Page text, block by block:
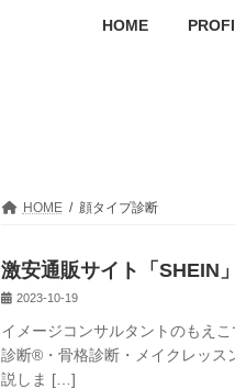
HOME
HOME 顔タイプ診断
激安通販サイト「SHEIN
2023-10-19
イメージコンサルタントのもえ
診断®・骨格診断・メイクレッス
説しま […]